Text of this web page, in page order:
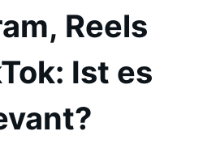
Reels
Ist es